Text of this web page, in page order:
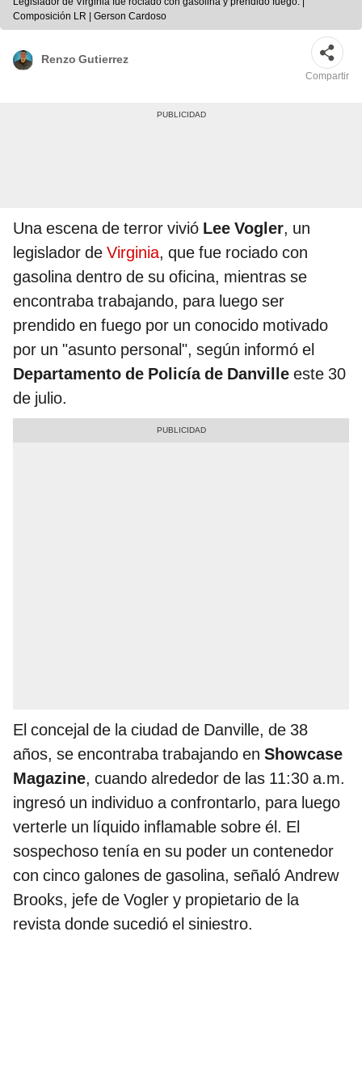
Composición LR | Gerson Cardoso
Renzo Gutierrez
Compartir
Una escena de terror vivió Lee Vogler, un
legislador de Virginia, que fue rociado con
gasolina dentro de su oficina, mientras se
encontraba trabajando, para luego ser
prendido en fuego por un conocido motivado
por un "asunto personal", según informó el
Departamento de Policía de Danville este 30
de julio.
El concejal de la ciudad de Danville, de 38
años, se encontraba trabajando en Showcase
Magazine, cuando alrededor de las 11:30 a.m.
ingresó un individuo a confrontarlo, para luego
verterle un líquido inflamable sobre él. El
sospechoso tenía en su poder un contenedor
con cinco galones de gasolina, señaló Andrew
Brooks, jefe de Vogler y propietario de la
revista donde sucedió el siniestro.